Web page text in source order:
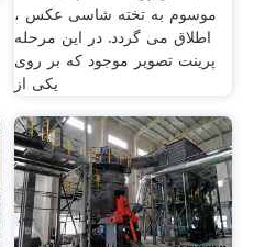
موسوم به تخته شاسی عکس ،
اطلاق می گردد. در این مرحله
پرینت تصویر موجود که بر روی
یکی از